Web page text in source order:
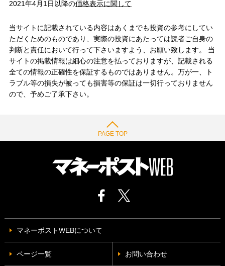
2021年4月1日以降の価格表示に関して
当サイトに記載されている内容はあくまでも投資の参考にしてい
ただくためのものであり、実際の投資にあたっては読者ご自身の
判断と責任において行って下さいますよう、お願い致します。 当
サイトの掲載情報は細心の注意を払っておりますが、記載される
全ての情報の正確性を保証するものではありません。万が一、ト
ラブル等の損失が被っても損害等の保証は一切行っておりません
ので、予めご了承下さい。
PAGE TOP
マネーポストWEBについて
ページ一覧 お問い合わせ